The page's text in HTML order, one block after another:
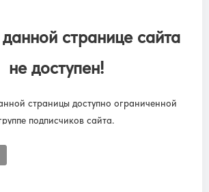
странице сайта
не доступен!
страницы доступно ограниченной
подписчиков сайта.
ONLINE LIBRARY GRIMUARE”